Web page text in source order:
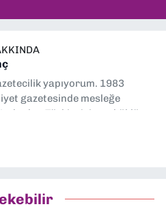
yapıyorum. 1983
gazetesinde mesleğe
Türkiye’nin en köklü
müdür yardımcısı ve spor
görev yaptım. Ayrıca Yeni
editörlük yapıyorum